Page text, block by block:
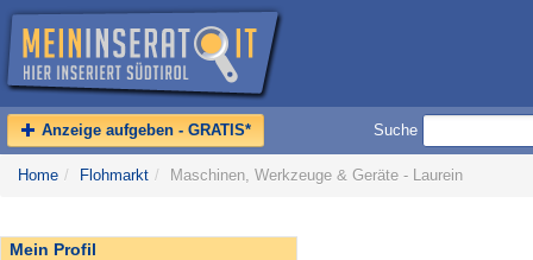
Anzeige aufgeben - GRATIS* Suche
Home / Flohmarkt / Maschinen, Werkzeuge & Geräte - Laurein
Mein Profil